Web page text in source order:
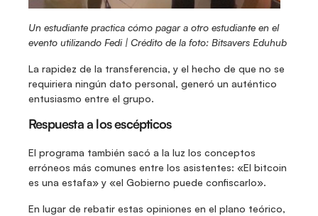
Un estudiante practica cómo pagar a otro estudiante en el
evento utilizando Fedi | Crédito de la foto: Bitsavers Eduhub
La rapidez de la transferencia, y el hecho de que no se
requiriera ningún dato personal, generó un auténtico
entusiasmo entre el grupo.
Respuesta a los escépticos
El programa también sacó a la luz los conceptos
erróneos más comunes entre los asistentes: «El bitcoin
es una estafa» y «el Gobierno puede confiscarlo».
En lugar de rebatir estas opiniones en el plano teórico,